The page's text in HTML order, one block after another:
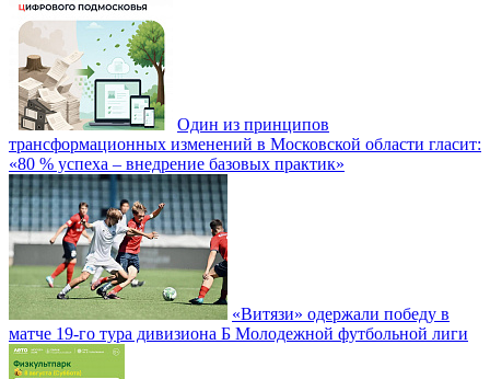
Один из принципов
трансформационных изменений в Московской области гласит:
«80 % успеха – внедрение базовых практик»
«Витязи» одержали победу в
матче 19-го тура дивизиона Б Молодежной футбольной лиги